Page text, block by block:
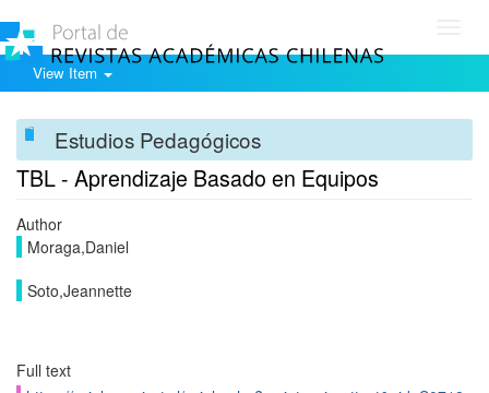
View Item
Estudios Pedagógicos
TBL - Aprendizaje Basado en Equipos
Author
Moraga,Daniel
Soto,Jeannette
Full text